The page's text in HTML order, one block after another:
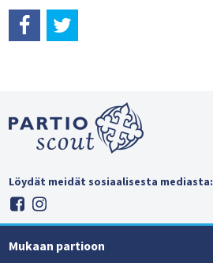
Löydät meidät sosiaalisesta mediasta:
Mukaan partioon